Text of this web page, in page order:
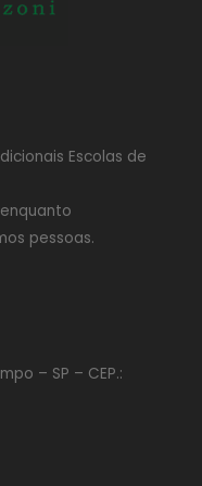
Escolas de
pessoas.
– SP – CEP.: